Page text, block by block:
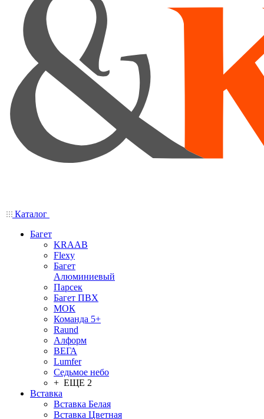
Каталог
Багет
KRAAB
Flexy
Багет
Алюминиевый
Парсек
Багет ПВХ
МОК
Команда 5+
Raund
Алформ
ВЕГА
Lumfer
Седьмое небо
+ ЕЩЕ 2
Вставка
Вставка Белая
Вставка Цветная